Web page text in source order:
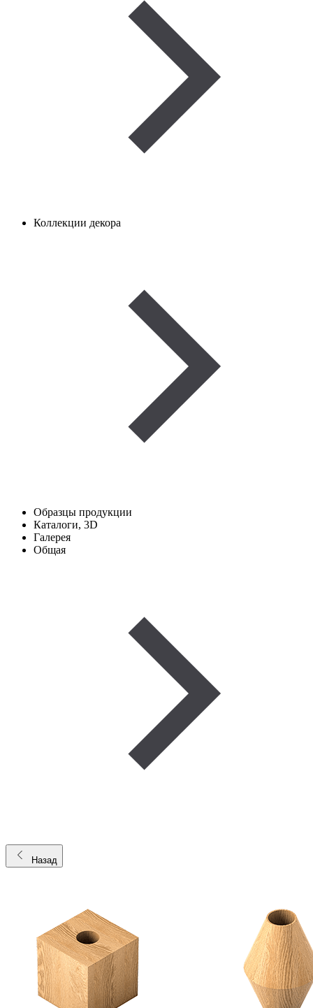
Коллекции декора
Образцы продукции
Каталоги, 3D
Галерея
Общая
Назад